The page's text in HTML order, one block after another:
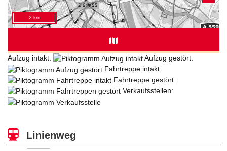
Aufzug intakt:
Aufzug gestört:
Fahrtreppe intakt:
Fahrtreppe gestört:
Verkaufsstellen:
Linienweg